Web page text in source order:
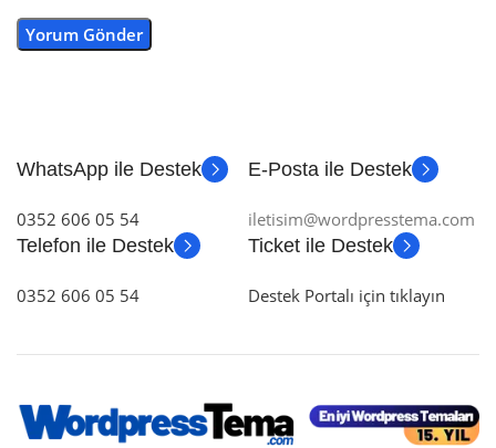
WhatsApp ile Destek
0352 606 05 54
E-Posta ile Destek
iletisim@wordpresstema.com
Telefon ile Destek
0352 606 05 54
Ticket ile Destek
Destek Portalı için tıklayın